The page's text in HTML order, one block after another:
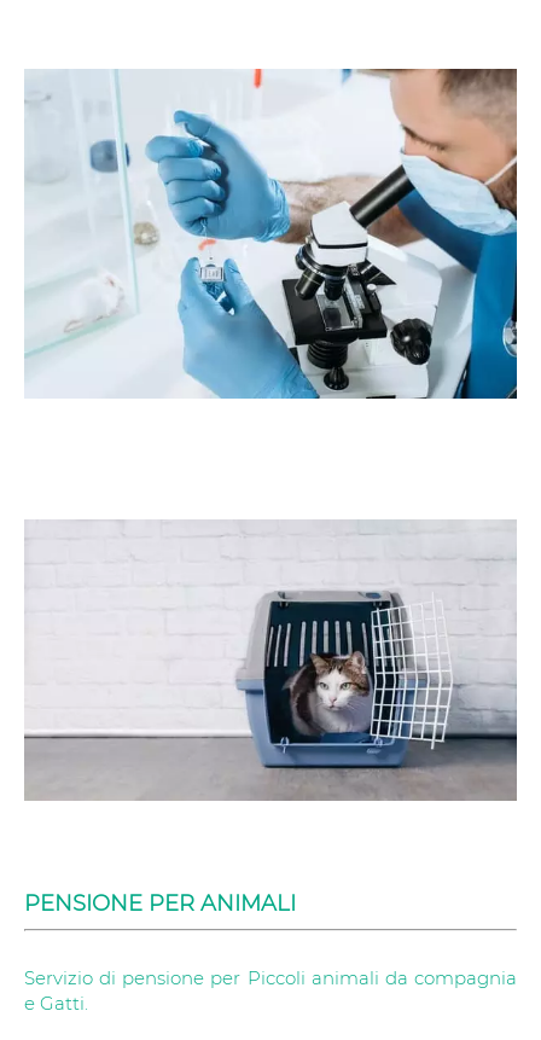
PENSIONE PER ANIMALI
Servizio di pensione per Piccoli animali da compagnia
e Gatti.